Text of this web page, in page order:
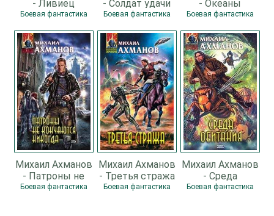
- Ливиец
Боевая фантастика
- Солдат удачи
Боевая фантастика
- Океаны
Айдена
Боевая фантастика
Михаил Ахманов
- Патроны не
кончаются
Боевая фантастика
Михаил Ахманов
- Третья стража
Боевая фантастика
Михаил Ахманов
- Среда
обитания
Боевая фантастика